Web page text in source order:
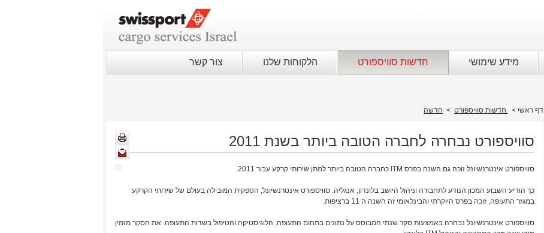
מידע שימושי חדשות סוויספורט הלקוחות שלנו צור קשר
דף ראשי > חדשות סוויספורט > חדשה
סוויספורט נבחרה לחברה הטובה ביותר בשנת 2011
סוויספורט אינטרנשיונל זוכה גם השנה בפרס ITM כחברה הטובה ביותר למתן שירותי קרקע עבור 2011.
כך הודיע השבוע המכון הנודע לתחבורה וניהול היושב בלונדון, אנגליה. סוויספורט אינטרנשיונל, הספקית המובילה בעולם של שירותי הקרקע
במגזר התעופה, זוכה בפרס היוקרתי והבינלאומי זה השנה ה 11 ברציפות.
סוויספורט אינטרנשיונל נבחרה באמצעות סקר שנתי המבוסס על נתונים בתחום התעופה, הלוגיסטיקה והטיפול בשדות התעופה. את הסקר מזמין